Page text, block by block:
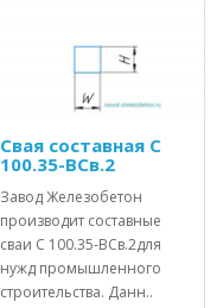
Свая составная С
100.35-ВСв.2
Завод Железобетон
производит составные
сваи С 100.35-ВСв.2для
нужд промышленного
строительства. Данн..